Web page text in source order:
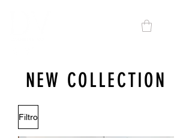
NEW COLLECTION
Filtro